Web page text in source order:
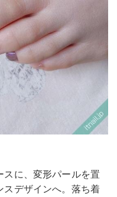
スに、変形パールを置
スデザインへ。落ち着